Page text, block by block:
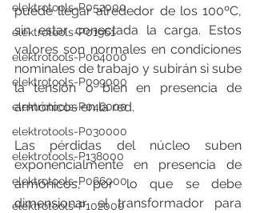
elektrotools-P052000
elektrotools-P01961
elektrotools-P064000
elektrotools-P099000
elektrotools-P046000
elektrotools-P030000
elektrotools-P138000
elektrotools-P066000
elektrotools-P102000
puede llegar alrededor de los 100ºC,
sin estar conectada la carga. Estos
valores son normales en condiciones
nominales de trabajo y subirán si sube
la tensión o bien en presencia de
armónicos en la red.
Las pérdidas del núcleo suben
exponencialmente en presencia de
armónicos, por lo que se debe
dimensionar el transformador para